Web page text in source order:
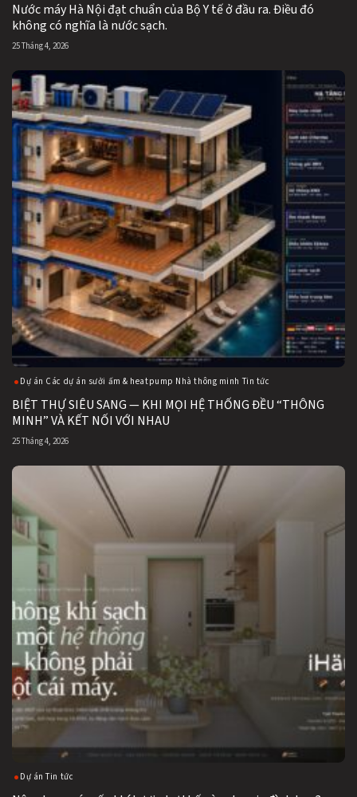
Nước máy Hà Nội đạt chuẩn của Bộ Y tế ở đầu ra. Điều đó
không có nghĩa là nước sạch.
25 Tháng 4, 2026
Dự án Các dự án sưởi ấm & heatpump Nhà thông minh Tin tức
BIỆT THỰ SIÊU SANG — KHI MỌI HỆ THỐNG ĐỀU “THÔNG
MINH” VÀ KẾT NỐI VỚI NHAU
25 Tháng 4, 2026
Dự án Tin tức